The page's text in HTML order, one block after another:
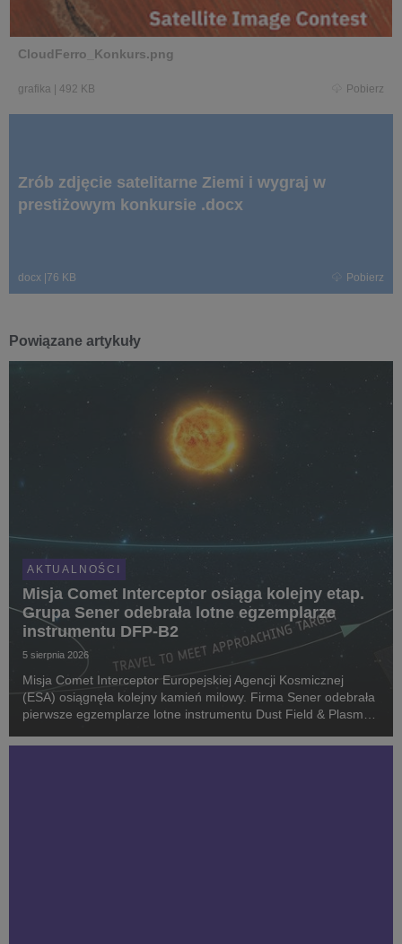
CloudFerro_Konkurs.png
grafika | 492 KB Pobierz
Zrób zdjęcie satelitarne Ziemi i wygraj w
prestiżowym konkursie .docx
docx |76 KB Pobierz
Powiązane artykuły
AKTUALNOŚCI
Misja Comet Interceptor osiąga kolejny etap.
Grupa Sener odebrała lotne egzemplarze
instrumentu DFP-B2
5 sierpnia 2026
Misja Comet Interceptor Europejskiej Agencji Kosmicznej
(ESA) osiągnęła kolejny kamień milowy. Firma Sener odebrała
pierwsze egzemplarze lotne instrumentu Dust Field & Plasma
naukowego. Celem projektu jest zbadanie kome...